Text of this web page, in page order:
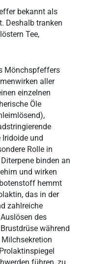
bekannt als
Deshalb tranken
Tee,
Mönchspfeffers
aller
einzelnen
Öle
und
Rolle in
binden an
und wirken
hemmt
das in der
zahlreiche
des
während